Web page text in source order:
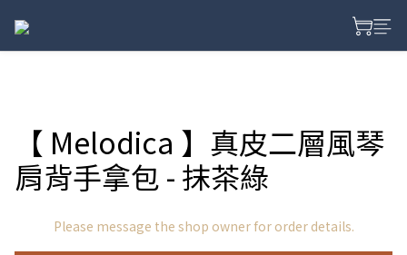
【 Melodica 】真皮二層風琴
肩背手拿包 - 抹茶綠
Please message the shop owner for order details.